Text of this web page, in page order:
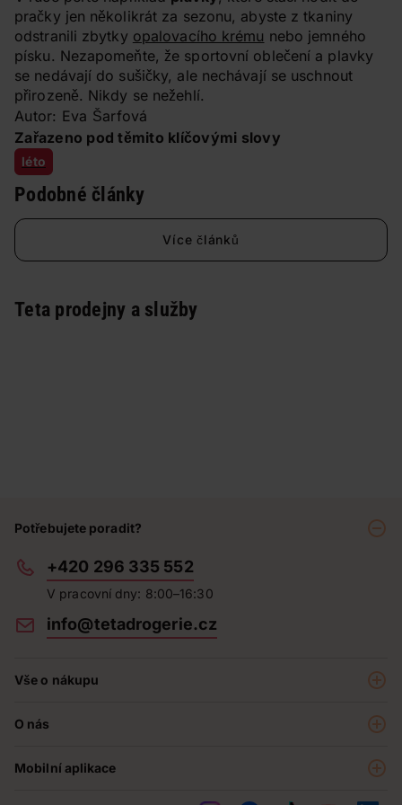
pračky jen několikrát za sezonu, abyste z tkaniny
odstranili zbytky opalovacího krému nebo jemného
písku. Nezapomeňte, že sportovní oblečení a plavky
se nedávají do sušičky, ale nechávají se uschnout
přirozeně. Nikdy se nežehlí.
Autor: Eva Šarfová
Zařazeno pod těmito klíčovými slovy
léto
Podobné články
Více článků
Teta prodejny a služby
Potřebujete poradit?
+420 296 335 552
V pracovní dny: 8:00–16:30
info@tetadrogerie.cz
Vše o nákupu
Prodejny
O nás
Mobilní aplikace